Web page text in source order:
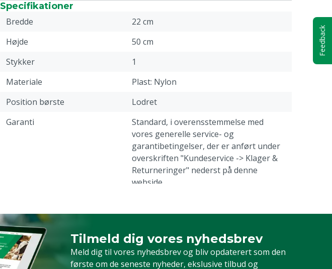
Specifikationer
Bredde
22 cm
Højde
50 cm
Stykker
1
Materiale
Plast: Nylon
Position børste
Lodret
Garanti
Standard, i overensstemmelse med
vores generelle service- og
garantibetingelser, der er anført under
overskriften "Kundeservice -> Klager &
Returneringer" nederst på denne
webside.
Styring
Placering
Væg
Dyregruppe
Kvæg, Geder, Andet
Tilmeld dig vores nyhedsbrev
Meld dig til vores nyhedsbrev og bliv opdaterert som den
første om de seneste nyheder, ekslusive tilbud og
Timeld dig vores nyhedsbrev
Feedback